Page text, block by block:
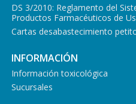
DS 3/2010: Reglamento del
Productos Farmacéuticos de
Cartas desabastecimiento
INFORMACIÓN
Información toxicológica
Sucursales